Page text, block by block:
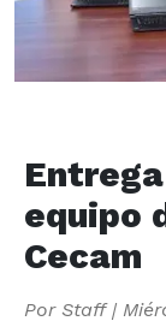
equipo
Cecam
Por Staff|